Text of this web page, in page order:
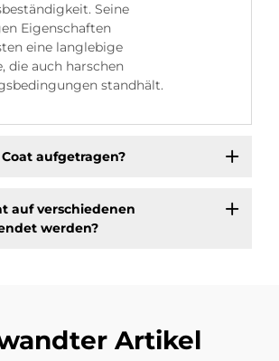
Seine
Eigenschaften
eine langlebige
die auch harschen
standhält.
aufgetragen?
auf verschiedenen
werden?
Artikel